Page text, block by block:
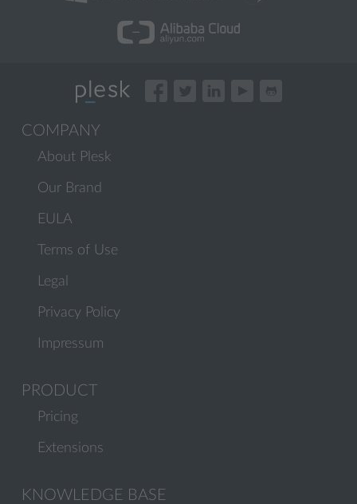
COMPANY
About Plesk
Our Brand
EULA
Terms of Use
Legal
Privacy Policy
Impressum
PRODUCT
Pricing
Extensions
KNOWLEDGE BASE